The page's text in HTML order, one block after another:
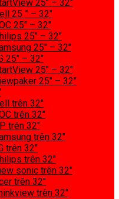
25″ – 32″
25 ” – 32″
25″ – 32″
25″ – 32″
25″ – 32″
25″ – 32″
25″ – 32″
25″ – 32″
trên 32″
trên 32″
trên 32″
trên 32″
trên 32″
trên 32″
sonic trên 32″
trên 32″
trên 32″